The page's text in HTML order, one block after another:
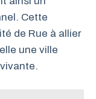
Cette
de Rue à allier
une ville